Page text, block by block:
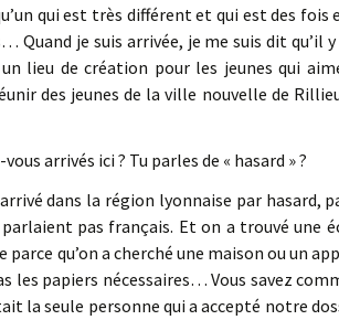
qui est très différent et qui est des
Quand je suis arrivée, je me suis dit qu’il
un lieu de création pour les jeunes qui
des jeunes de la ville nouvelle de
arrivés ici ? Tu parles de « hasard » ?
dans la région lyonnaise par hasard,
pas français. Et on a trouvé une
parce qu’on a cherché une maison ou un
les papiers nécessaires… Vous savez
la seule personne qui a accepté notre